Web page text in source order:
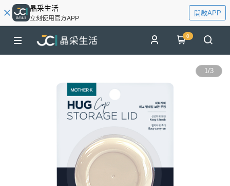
晶采生活
立刻使用官方APP
開啟APP
0
1/3